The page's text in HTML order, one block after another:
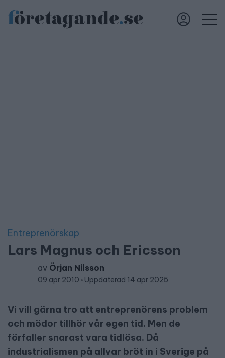
Entreprenörskap
Lars Magnus och Ericsson
av Örjan Nilsson
09 apr 2010 Uppdaterad 14 apr 2025
Vi vill gärna tro att entreprenörens problem
och mödor tillhör vår egen tid. Men de
förfaller snarast vara tidlösa. Då
industrialismen på allvar bröt in i Sverige på